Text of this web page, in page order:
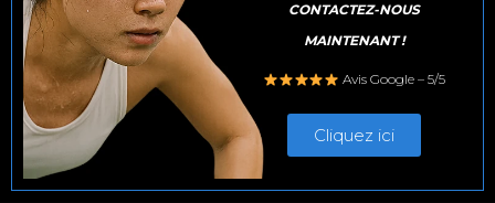
CONTACTEZ-NOUS
MAINTENANT !
Avis Google – 5/5
Cliquez ici